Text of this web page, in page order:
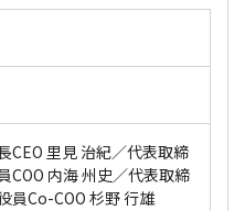
CEO 里見 治紀／代表取締
COO 内海 州史／代表取締
員Co-COO 杉野 行雄